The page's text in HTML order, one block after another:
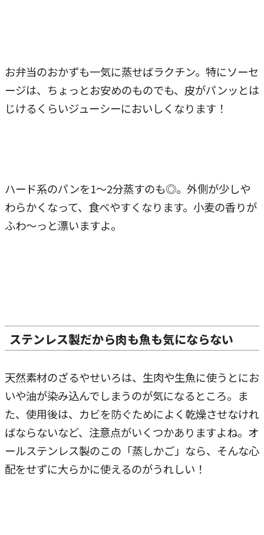
お弁当のおかずも一気に蒸せばラクチン。特にソーセ
ージは、ちょっとお安めのものでも、皮がパンッとは
じけるくらいジューシーにおいしくなります！
ハード系のパンを1～2分蒸すのも◎。外側が少しや
わらかくなって、食べやすくなります。小麦の香りが
ふわ～っと漂いますよ。
ステンレス製だから肉も魚も気にならない
天然素材のざるやせいろは、生肉や生魚に使うとにお
いや油が染み込んでしまうのが気になるところ。ま
た、使用後は、カビを防ぐためによく乾燥させなけれ
ばならないなど、注意点がいくつかありますよね。オ
ールステンレス製のこの「蒸しかご」なら、そんな心
配をせずに大らかに使えるのがうれしい！